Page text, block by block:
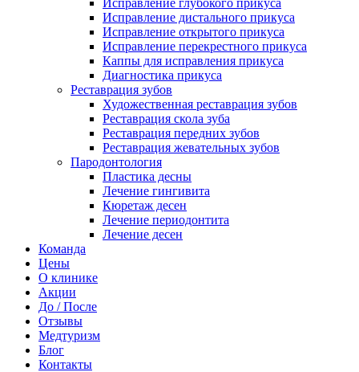
Исправление глубокого прикуса
Исправление дистального прикуса
Исправление открытого прикуса
Исправление перекрестного прикуса
Каппы для исправления прикуса
Диагностика прикуса
Реставрация зубов
Художественная реставрация зубов
Реставрация скола зуба
Реставрация передних зубов
Реставрация жевательных зубов
Пародонтология
Пластика десны
Лечение гингивита
Кюретаж десен
Лечение периодонтита
Лечение десен
Команда
Цены
О клинике
Акции
До / После
Отзывы
Медтуризм
Блог
Контакты